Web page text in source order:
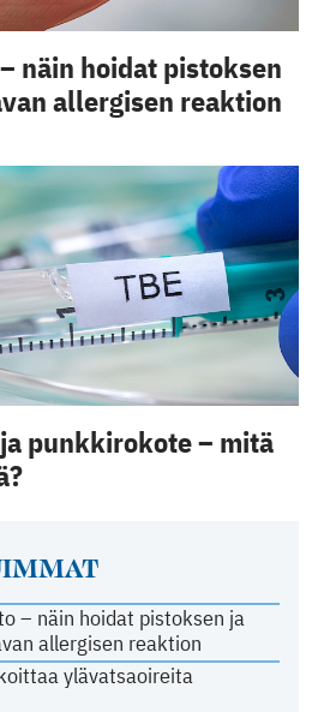
– näin hoidat pistoksen ja
allergisen reaktion
ylävatsaoireita
näin hoidat pistoksen
allergisen reaktion
punkkirokote – mitä